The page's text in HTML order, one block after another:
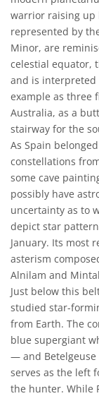
warrior raising up
represented by
Minor, are
celestial equator,
and is
example as three
Australia, as a
stairway for the
As Spain
constellations
some cave
possibly have
uncertainty as to
depict star
January. Its most
asterism
Alnilam and
Just below this
studied star-
from Earth. The
blue supergiant
— and
serves as the left
the hunter. While